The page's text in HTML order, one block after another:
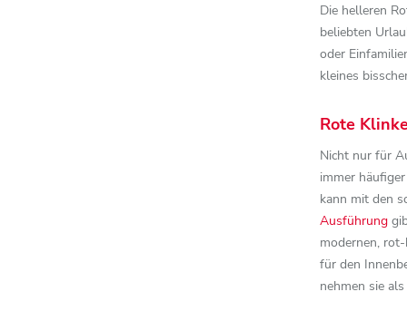
Die helleren
beliebten
oder
kleines
Rote
Nicht nur für
immer
kann mit den
Ausführung
modernen,
für den
nehmen sie